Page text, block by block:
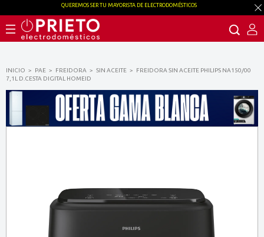
INICIO PAE FREIDORA SIN ACEITE
FREIDORA SIN ACEITE PHILIPS NA150/00
7,1L D.CESTA DIGITAL HOMEID
QUEREMOS SER TU MAYORISTA DE ELECTRODOMÉSTICOS